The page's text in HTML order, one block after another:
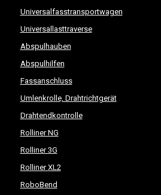
Universalfasstransportwagen
Universallasttraverse
Abspulhauben
Abspulhilfen
Fassanschluss
Umlenkrolle, Drahtrichtgerät
Drahtendkontrolle
Rolliner NG
Rolliner 3G
Rolliner XL2
RoboBend